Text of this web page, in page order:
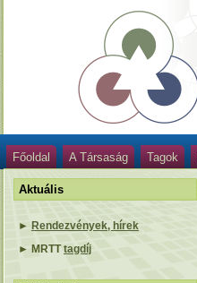
Főoldal A Társaság Tagok
Aktuális
► Rendezvények, hírek
► MRTTtagdíj